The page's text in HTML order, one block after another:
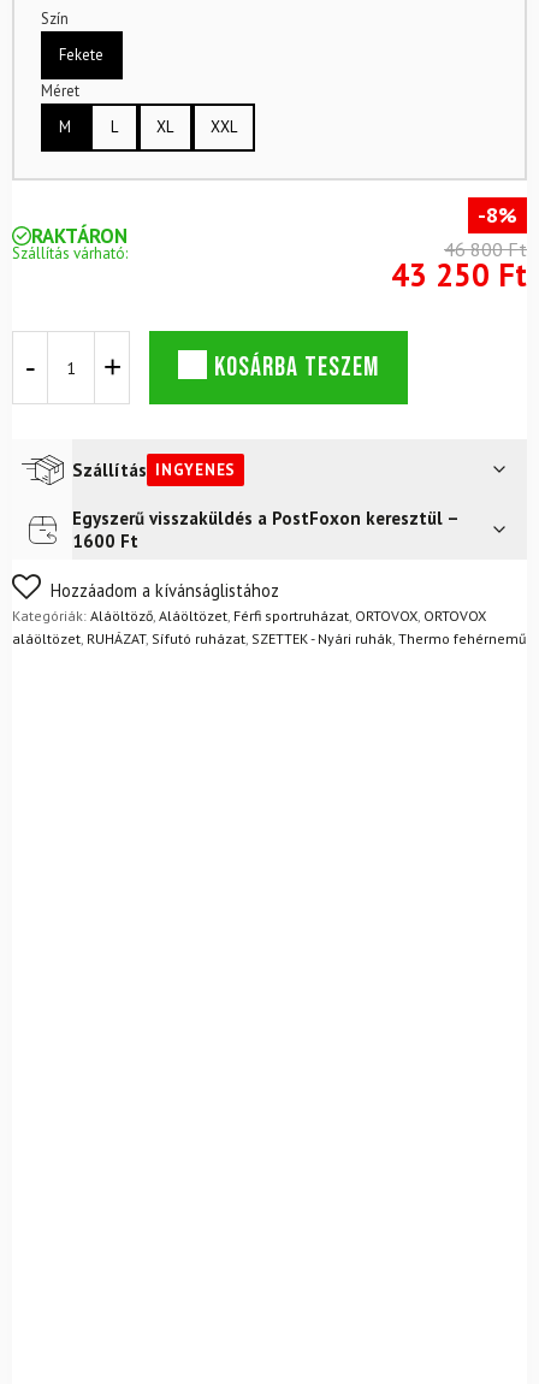
Szín
Fekete
Méret
M
L XL XXL
RAKTÁRON
Szállítás várható:
-8%
46 800 Ft
43 250 Ft
150
boxeralsó
szett,
hollószínű
mennyiség
KOSÁRBA TESZEM
Szállítás INGYENES
Futár a címreIngyenes
FoxPost
Egyszerű visszaküldés a PostFoxon keresztül –
1600 Ft
Nem biztos a választásában? Semmi gond – a terméket
egyszerűen visszaküldheti 14 napon belül, indoklás nélkül.
Mik a visszaküldés feltételei?
Hozzáadom a kívánságlistához
Kategóriák: Aláöltöző, Aláöltözet, Férfi sportruházat, ORTOVOX, ORTOVOX
aláöltözet, RUHÁZAT, Sífutó ruházat, SZETTEK - Nyári ruhák, Thermo fehérnemű